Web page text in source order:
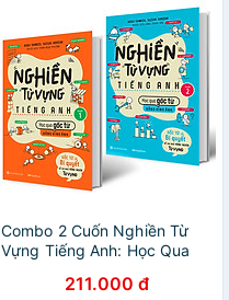
Combo 2 Cuốn Nghiền Từ
Vựng Tiếng Anh: Học Qua
Từ Là Bí Quyết Để Ghi Nhớ
211.000 đ